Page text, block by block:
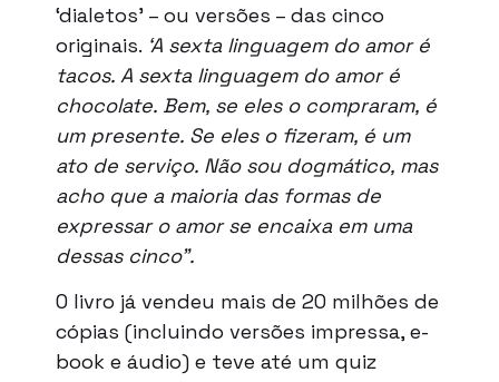
‘dialetos’ – ou versões – das cinco
originais. ‘A sexta linguagem do amor é
tacos. A sexta linguagem do amor é
chocolate. Bem, se eles o compraram, é
um presente. Se eles o fizeram, é um
ato de serviço. Não sou dogmático, mas
acho que a maioria das formas de
expressar o amor se encaixa em uma
dessas cinco”.
O livro já vendeu mais de 20 milhões de
cópias (incluindo versões impressa, e-
book e áudio) e teve até um quiz